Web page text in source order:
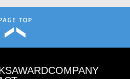
AWARDCOMPANY